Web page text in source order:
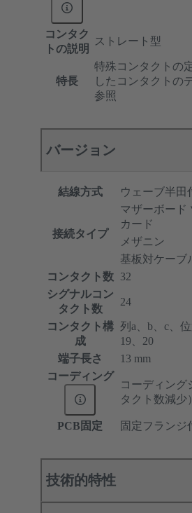
コンタク
トの説明
ストレート型
特長
特殊コンタクトの
したコンタクトの
参照
バージョン
結線方式 ウェーブ半田
接続タイプ
マザーボード
カード
メザニン
基板対ケーブ
コンタクト数
32
シグナルコン
タクト数
24
コンタクト構
成
列a、b、c、位
19、20
端子長さ
13 mm
コーディング
コーディング
タクト数減少）
PCB固定 固定フランジ
技術的特性